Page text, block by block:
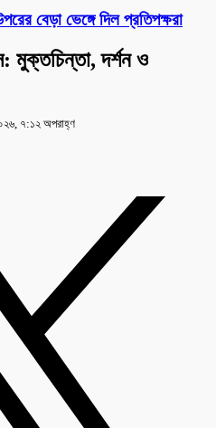
বেড়া ভেঙ্গে দিল প্রতিপক্ষরা
মুক্তচিন্তা, দর্শন ও
৭:১২ অপরাহ্ণ